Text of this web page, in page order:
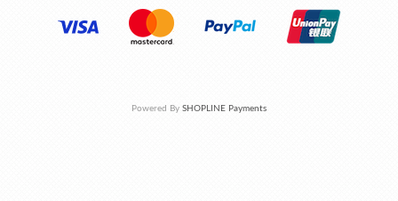
Powered By SHOPLINE Payments